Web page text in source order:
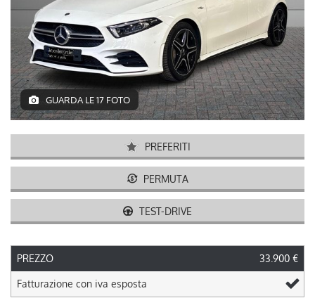
GUARDA LE 17 FOTO
PREFERITI
PERMUTA
TEST-DRIVE
PREZZO 33.900 €
Fatturazione con iva esposta